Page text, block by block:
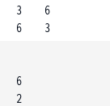
3
6
6
3
6
2